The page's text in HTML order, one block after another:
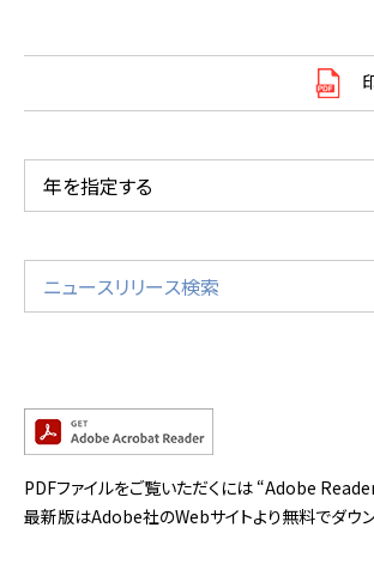
年を指定する
PDFファイルをご覧いただくには “Adobe
最新版はAdobe社のWebサイトより無料でダウン